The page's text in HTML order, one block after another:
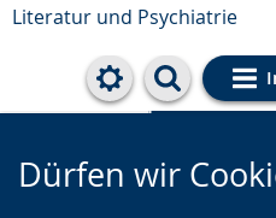
Literatur und Psychiatrie
Cookie-
Dürfen wir